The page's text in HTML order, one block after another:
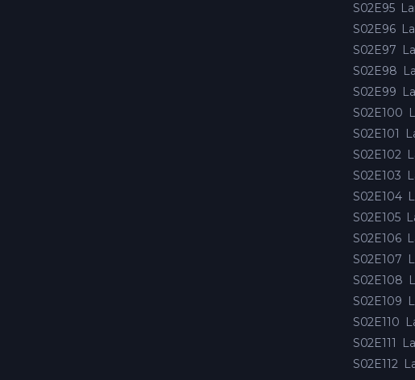
S02E95
S02E96
S02E97
S02E98
S02E99
S02E100
S02E101
S02E102
S02E103
S02E104
S02E105
S02E106
S02E107
S02E108
S02E109
S02E110
S02E111
S02E112